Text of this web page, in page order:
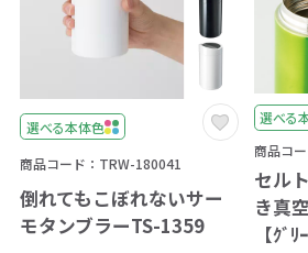
選べる本体色
商品コード：TRW-180041
倒れてもこぼれないサー
モタンブラーTS-1359
選べる
商品コ
セル
き真
【ｸﾞ